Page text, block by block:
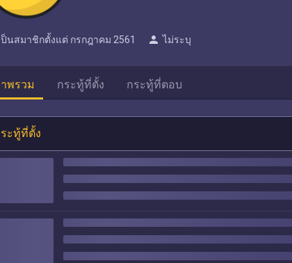
ป็นสมาชิกตั้งแต่ กรกฎาคม 2561 person ไม่ระบุ
พรวม กระทู้ที่ตั้ง กระทู้ที่ตอบ
ะทู้ที่ตั้ง